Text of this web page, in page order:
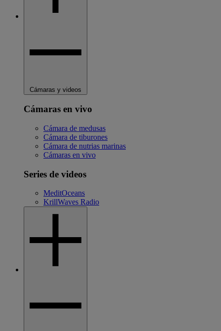
Cámaras y videos
Cámaras en vivo
Cámara de medusas
Cámara de tiburones
Cámara de nutrias marinas
Cámaras en vivo
Series de videos
MeditOceans
KrillWaves Radio